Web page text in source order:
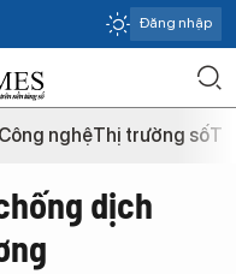
Đăng nhập
nghệThị trường số
dịch